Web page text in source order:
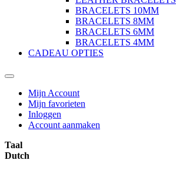
BRACELETS 10MM
BRACELETS 8MM
BRACELETS 6MM
BRACELETS 4MM
CADEAU OPTIES
Mijn Account
Mijn favorieten
Inloggen
Account aanmaken
Taal
Dutch